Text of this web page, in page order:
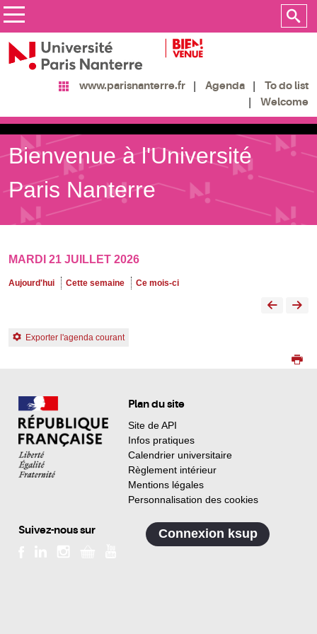
www.parisnanterre.fr Agenda
To do list
Welcome
Bienvenue à l'Université
Paris Nanterre
MARDI 21 JUILLET 2026
Aujourd'hui Cette semaine Ce mois-ci
Exporter l'agenda courant
Plan du site
Site de API
Infos pratiques
Calendrier universitaire
Règlement intérieur
Mentions légales
Personnalisation des cookies
Suivez-nous sur Connexion ksup